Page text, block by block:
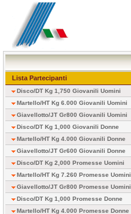
Lista Partecipanti
Disco/DT Kg 1,750 Giovanili Uomini
Martello/HT Kg 6.000 Giovanili Uomini
Giavellotto/JT Gr800 Giovanili Uomini
Disco/DT Kg 1,000 Giovanili Donne
Martello/HT Kg 4.000 Giovanili Donne
Giavellotto/JT Gr600 Giovanili Donne
Disco/DT Kg 2,000 Promesse Uomini
Martello/HT Kg 7.260 Promesse Uomini
Giavellotto/JT Gr800 Promesse Uomini
Disco/DT Kg 1,000 Promesse Donne
Martello/HT Kg 4.000 Promesse Donne